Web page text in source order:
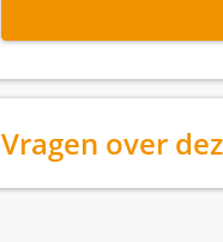
Vragen over